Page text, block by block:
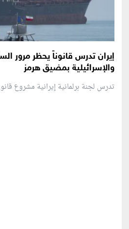
إيران تدرس قانوناً يحظر مرور
والإسرائيلية بمضيق هرمز
تدرس لجنة برلمانية إيرانية مشروع